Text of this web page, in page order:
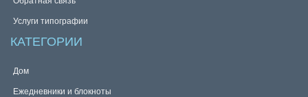
Услуги типографии
КАТЕГОРИИ
Дом
Ежедневники и блокноты